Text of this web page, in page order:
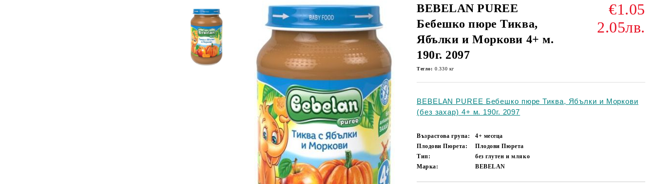
BEBELAN PUREE
Бебешко пюре Тиква,
Ябълки и Моркови 4+ м.
190г. 2097
€1.05
2.05лв.
Тегло: 0.330 кг
BEBELAN PUREE Бебешко пюре Тиква, Ябълки и Моркови
(без захар) 4+ м. 190г. 2097
Възрастова група:
4+ месеца
Плодови Пюрета:
Плодови Пюрета
Тип:
без глутен и мляко
Марка:
BEBELAN